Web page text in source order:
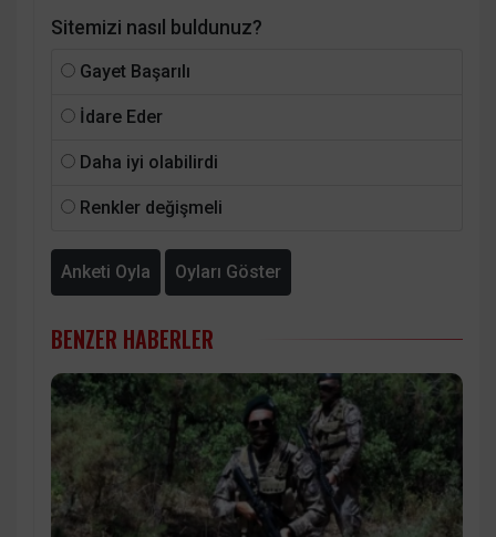
Sitemizi nasıl buldunuz?
Gayet Başarılı
İdare Eder
Daha iyi olabilirdi
Renkler değişmeli
Anketi Oyla Oyları Göster
BENZER HABERLER